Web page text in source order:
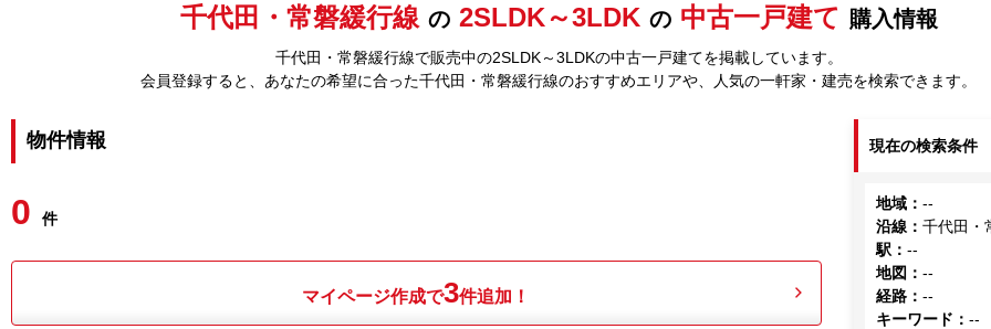
千代田・常磐緩行線 の 2SLDK～3LDK の 中古一戸建て 購入情報
千代田・常磐緩行線で販売中の2SLDK～3LDKの中古一戸建てを掲載しています。
会員登録すると、あなたの希望に合った千代田・常磐緩行線のおすすめエリアや、人気の一軒家・建売を検索できます。
物件情報
0 件
マイページ作成で3件追加！
現在の検索条件
地域 ：--
沿線 ：千代田・
駅 ：--
地図 ：--
経路 ：--
キーワード ：--